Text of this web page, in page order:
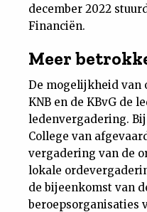
december 2022
Financiën.
Meer
De mogelijkheid van
KNB en de KBvG de
ledenvergadering.
College van
vergadering van de
lokale
de bijeenkomst van
beroepsorganisaties